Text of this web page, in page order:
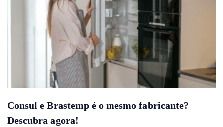
Consul e Brastemp é o mesmo fabricante?
Descubra agora!